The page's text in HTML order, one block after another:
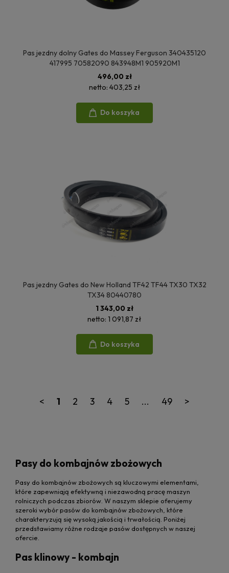
Pas jezdny dolny Gates do Massey Ferguson 340435120
417995 70582090 843948M1 905920M1
496,00 zł
netto: 403,25 zł
Do koszyka
Pas jezdny Gates do New Holland TF42 TF44 TX30 TX32
TX34 80440780
1 343,00 zł
netto: 1 091,87 zł
Do koszyka
< 1 2 3 4 5 ... 49 >
Pasy do kombajnów zbożowych
Pasy do kombajnów zbożowych są kluczowymi elementami,
które zapewniają efektywną i niezawodną pracę maszyn
rolniczych podczas zbiorów. W naszym sklepie oferujemy
szeroki wybór pasów do kombajnów zbożowych, które
charakteryzują się wysoką jakością i trwałością. Poniżej
przedstawiamy różne rodzaje pasów dostępnych w naszej
ofercie.
Pas klinowy - kombajn